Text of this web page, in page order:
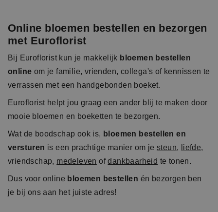
Online bloemen bestellen en bezorgen
met Euroflorist
Bij Euroflorist kun je makkelijk bloemen bestellen
online om je familie, vrienden, collega's of kennissen te
verrassen met een handgebonden boeket.
Euroflorist helpt jou graag een ander blij te maken door
mooie bloemen en boeketten te bezorgen.
Wat de boodschap ook is, bloemen bestellen en
versturen is een prachtige manier om jesteun, liefde,
vriendschap, medeleven ofdankbaarheid te tonen.
Dus voor online bloemen bestellen én bezorgen ben
je bij ons aan het juiste adres!